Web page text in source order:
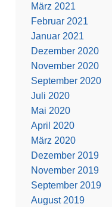
März 2021
Februar 2021
Januar 2021
Dezember 2020
November 2020
September 2020
Juli 2020
Mai 2020
April 2020
März 2020
Dezember 2019
November 2019
September 2019
August 2019